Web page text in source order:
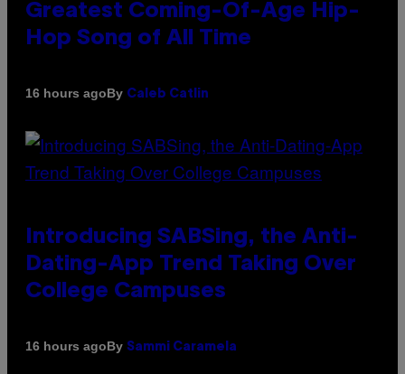
Greatest Coming-Of-Age Hip-
Hop Song of All Time
16 hours agoBy Caleb Catlin
Introducing SABSing, the Anti-
Dating-App Trend Taking Over
College Campuses
16 hours agoBy Sammi Caramela